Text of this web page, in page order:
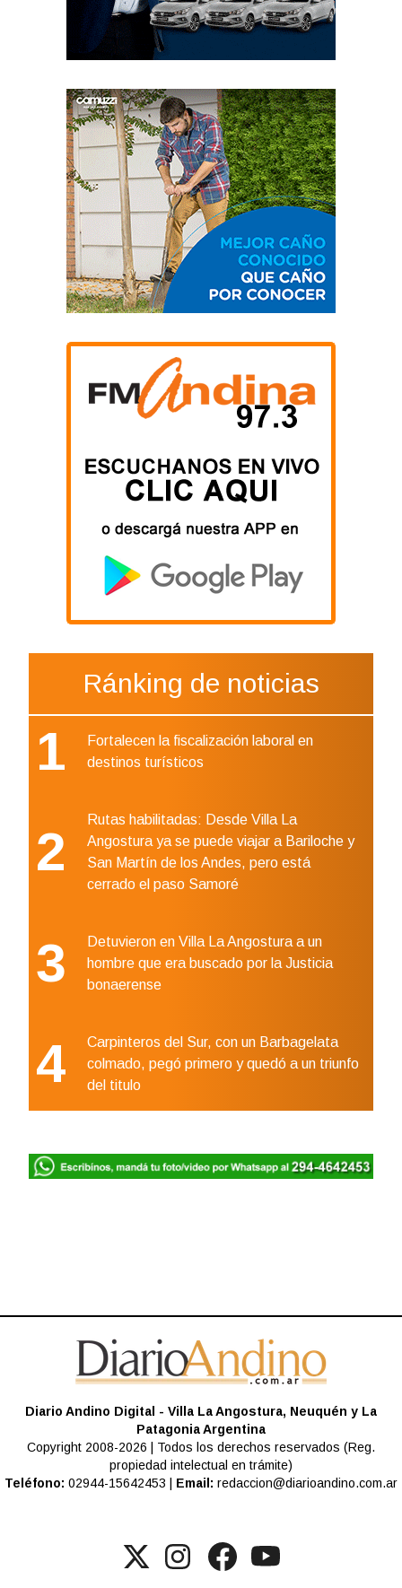
Ránking de noticias
1
Fortalecen la fiscalización laboral en
destinos turísticos
2
Rutas habilitadas: Desde Villa La
Angostura ya se puede viajar a Bariloche y
San Martín de los Andes, pero está
cerrado el paso Samoré
3
Detuvieron en Villa La Angostura a un
hombre que era buscado por la Justicia
bonaerense
4
Carpinteros del Sur, con un Barbagelata
colmado, pegó primero y quedó a un triunfo
del titulo
Diario Andino Digital - Villa La Angostura, Neuquén y La
Patagonia Argentina
Copyright 2008-2026 | Todos los derechos reservados (Reg.
propiedad intelectual en trámite)
Teléfono: 02944-15642453 | Email: redaccion@diarioandino.com.ar